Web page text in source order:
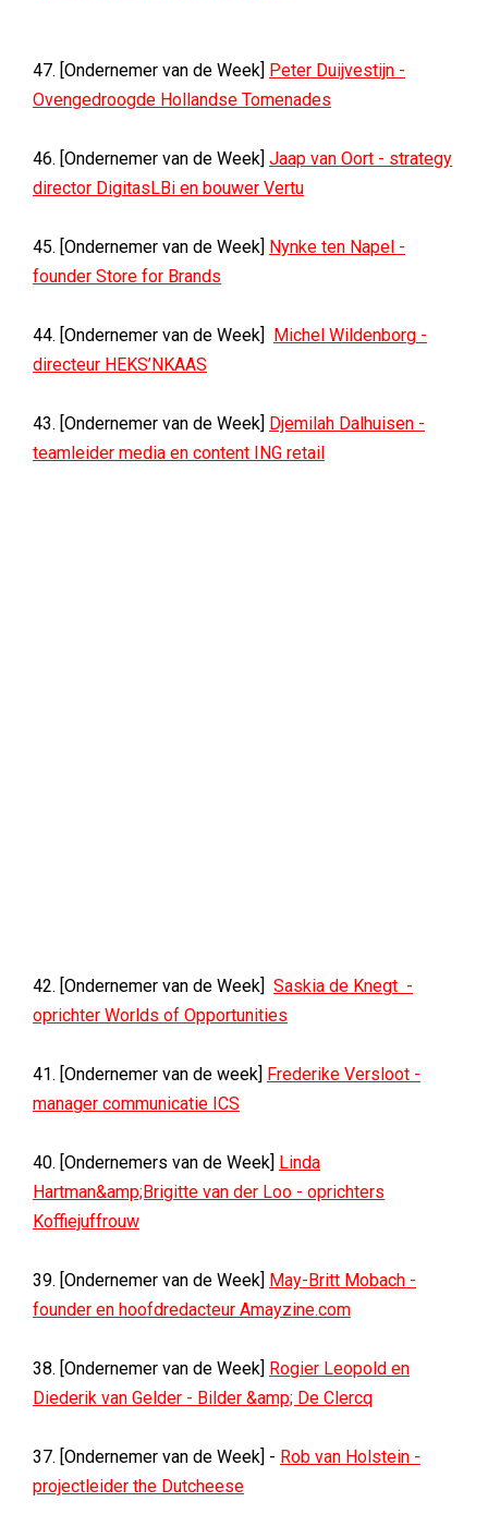
47. [Ondernemer van de Week] Peter Duijvestijn -
Ovengedroogde Hollandse Tomenades
46. [Ondernemer van de Week] Jaap van Oort - strategy
director DigitasLBi en bouwer Vertu
45. [Ondernemer van de Week] Nynke ten Napel -
founder Store for Brands
44. [Ondernemer van de Week] Michel Wildenborg -
directeur HEKS’NKAAS
43. [Ondernemer van de Week] Djemilah Dalhuisen -
teamleider media en content ING retail
42. [Ondernemer van de Week] Saskia de Knegt -
oprichter Worlds of Opportunities
41. [Ondernemer van de week] Frederike Versloot -
manager communicatie ICS
40. [Ondernemers van de Week] Linda
Hartman&amp;Brigitte van der Loo - oprichters
Koffiejuffrouw
39. [Ondernemer van de Week] May-Britt Mobach -
founder en hoofdredacteur Amayzine.com
38. [Ondernemer van de Week] Rogier Leopold en
Diederik van Gelder - Bilder &amp; De Clercq
37. [Ondernemer van de Week] - Rob van Holstein -
projectleider the Dutcheese